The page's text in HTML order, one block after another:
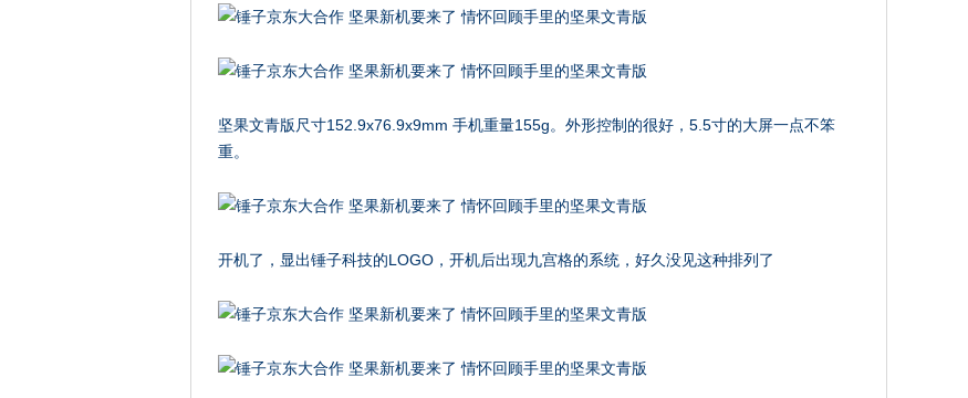
坚果文青版尺寸152.9x76.9x9mm 手机重量155g。外形控制的很好，5.5寸的大屏一点不笨
重。
开机了，显出锤子科技的LOGO，开机后出现九宫格的系统，好久没见这种排列了